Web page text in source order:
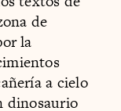
de
la
a cielo
dinosaurio